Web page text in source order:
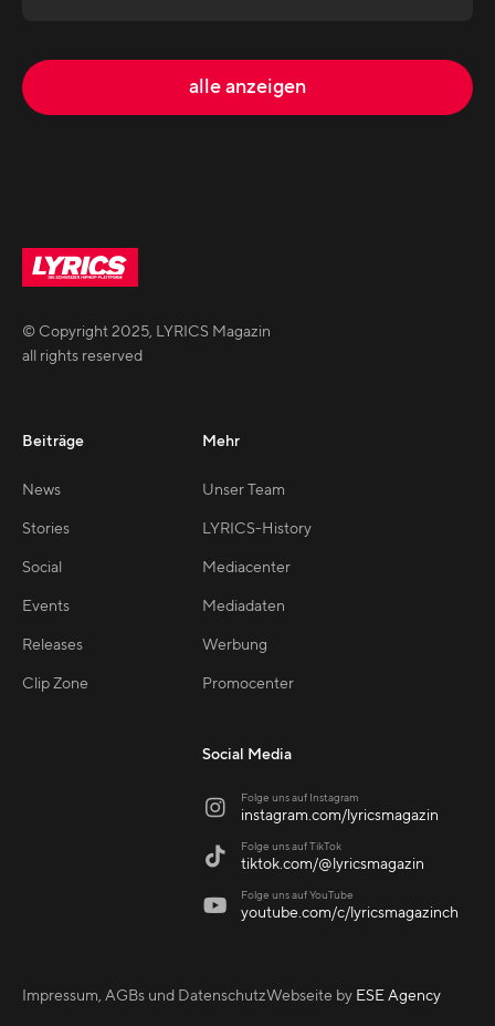
alle anzeigen
© Copyright2025, LYRICS Magazin
all rights reserved
Beiträge
News
Stories
Social
Events
Releases
Clip Zone
Mehr
Unser Team
LYRICS-History
Mediacenter
Mediadaten
Werbung
Promocenter
Social Media
 Folge uns auf Instagram
instagram.com/lyricsmagazin
 Folge uns auf TikTok
tiktok.com/@lyricsmagazin
 Folge uns auf YouTube
youtube.com/c/lyricsmagazinch
Impressum, AGBs und DatenschutzWebseite by ESE Agency